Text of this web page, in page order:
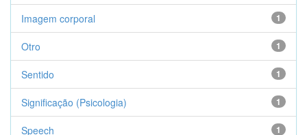
1
Imagem corporal
1
Otro
1
Sentido
1
Significação (Psicologia)
1
Speech